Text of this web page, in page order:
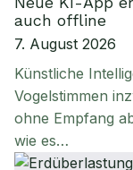
auch offline
7. August 2026
Künstliche
Vogelstimmen
ohne Empfang
wie es…